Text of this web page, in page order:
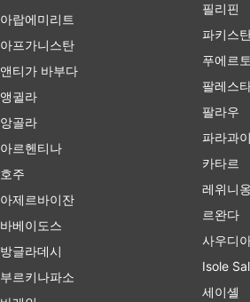
아랍에미리트
아프가니스탄
앤티가 바부다
앵귈라
앙골라
아르헨티나
호주
아제르바이잔
바베이도스
방글라데시
부르키나파소
필리핀
파키스
푸에르
팔레스
팔라우
파라과이
카타르
레위니옹
르완다
사우디
Isole
세이셸